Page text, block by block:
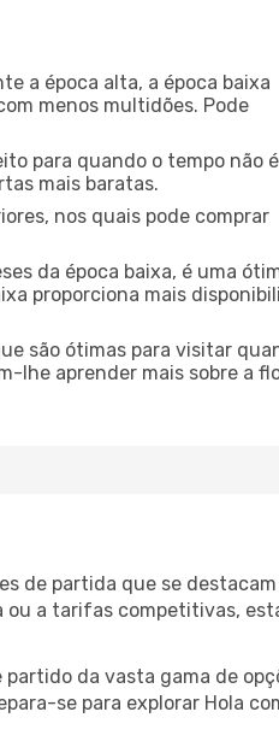
a época alta, a época baixa
menos multidões. Pode
para quando o tempo não
mais baratas.
nos quais pode comprar
da época baixa, é uma
proporciona mais
são ótimas para visitar
lhe aprender mais sobre a
de partida que se destacam
ou a tarifas competitivas,
partido da vasta gama de
se para explorar Hola